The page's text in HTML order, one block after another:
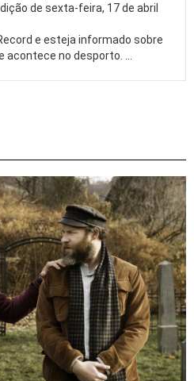
de sexta-feira, 17 de abril
e esteja informado sobre
acontece no desporto.